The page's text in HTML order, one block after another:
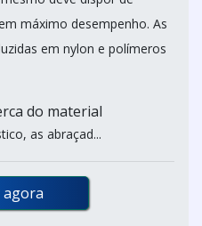
máximo desempenho. As
em nylon e polímeros
do material
as abraçad...